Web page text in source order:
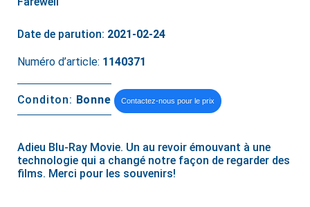
Date de parution: 2021-02-24
Numéro d’article: 1140371
Conditon: Bonne Contactez-nous pour le prix
Adieu Blu-Ray Movie. Un au revoir émouvant à une
technologie qui a changé notre façon de regarder des
films. Merci pour les souvenirs!